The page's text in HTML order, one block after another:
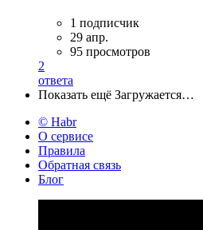
1 подписчик
29 апр.
95 просмотров
2
ответа
Показать ещё Загружается…
© Habr
О сервисе
Правила
Обратная связь
Блог